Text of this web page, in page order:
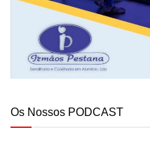
Os Nossos PODCAST